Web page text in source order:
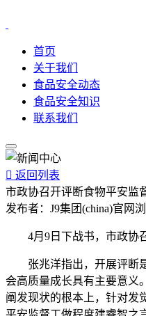
首页
关于我们
食品安全动态
食品安全知识
联系我们
 返回列表
市政协召开评断食物平安监
发布者： J9集团(china)官网
4月9日下战书，市政协召
张兆洋指出，开展评断是
会高质量成长具有主要意义
阐发现状的根本上，针对发